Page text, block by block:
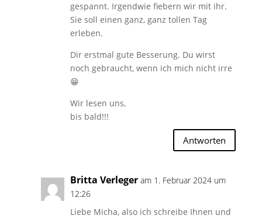
gespannt. Irgendwie fiebern wir mit ihr.
Sie soll einen ganz, ganz tollen Tag
erleben.
Dir erstmal gute Besserung. Du wirst
noch gebraucht, wenn ich mich nicht irre
😁
Wir lesen uns,
bis bald!!!
Antworten
Britta Verleger am 1. Februar 2024 um
12:26
Liebe Micha, also ich schreibe Ihnen und